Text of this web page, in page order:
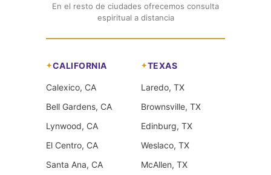
En el resto de ciudades ofrecemos consulta
espiritual a distancia
CALIFORNIA
Calexico, CA
Bell Gardens, CA
Lynwood, CA
El Centro, CA
Santa Ana, CA
TEXAS
Laredo, TX
Brownsville, TX
Edinburg, TX
Weslaco, TX
McAllen, TX